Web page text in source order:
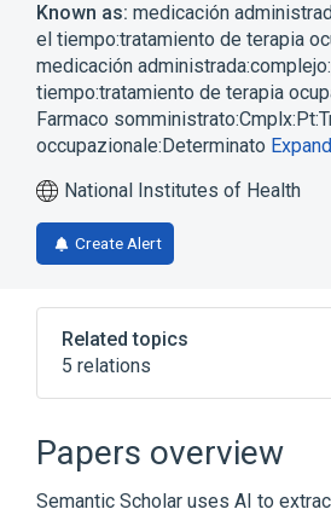
Known as: medicación
el tiempo:tratamiento de terapia
medicación
tiempo:tratamiento de terapia
Farmaco
occupazionale:Determinato Expand
National Institutes of Health
Create Alert
Related topics
5 relations
Claims attachment
Medication administered
Occupational therapy regime
Pharmaceutical
Papers overview
Semantic Scholar uses AI to